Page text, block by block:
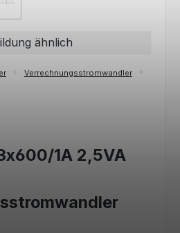
ähnlich
Verrechnungsstromwandler
1A 2,5VA